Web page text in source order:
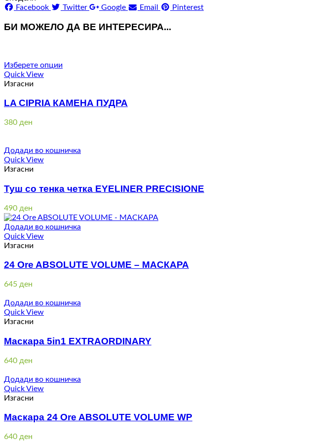
Facebook
Twitter Google Email Pinterest
БИ МОЖЕЛО ДА ВЕ ИНТЕРЕСИРА...
Изберете опции
Quick View
Изгасни
LA CIPRIA КАМЕНА ПУДРА
380 ден
Додади во кошничка
Quick View
Изгасни
Туш со тенка четка EYELINER PRECISIONE
490 ден
Додади во кошничка
Quick View
Изгасни
24 Ore ABSOLUTE VOLUME – МАСКАРА
645 ден
Додади во кошничка
Quick View
Изгасни
Маскара 5in1 EXTRAORDINARY
640 ден
Додади во кошничка
Quick View
Изгасни
Маскара 24 Ore ABSOLUTE VOLUME WP
640 ден